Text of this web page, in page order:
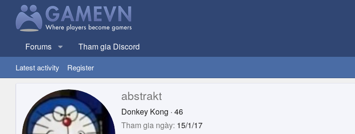
Forums Tham gia Discord
Latest activity Register
abstrakt
Donkey Kong · 46
Tham gia ngày 15/1/17